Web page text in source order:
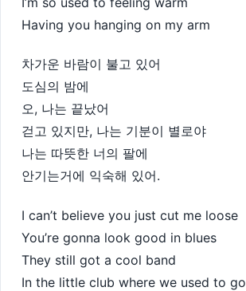
Having you hanging on my arm
차가운 바람이 불고 있어
도심의 밤에
오, 나는 끝났어
걷고 있지만, 나는 기분이 별로야
나는 따뜻한 너의 팔에
안기는거에 익숙해 있어.
I can’t believe you just cut me loose
You’re gonna look good in blues
They still got a cool band
In the little club where we used to go